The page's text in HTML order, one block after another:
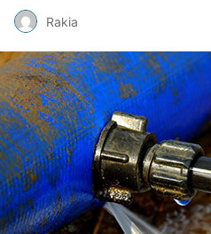
Rakia